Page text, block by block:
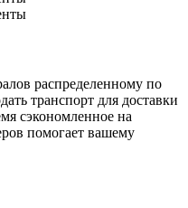
распределенному по
транспорт для доставки
сэкономленное на
помогает вашему